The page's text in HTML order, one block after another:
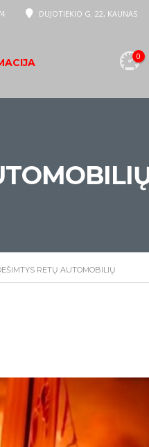
DUJOTIEKIO G. 22, KAUNAS
0
RETŲ AUTOMOBILIŲ